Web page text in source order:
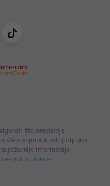
što preciznije
garantirati potpunu
informacije
e-maila: nova-